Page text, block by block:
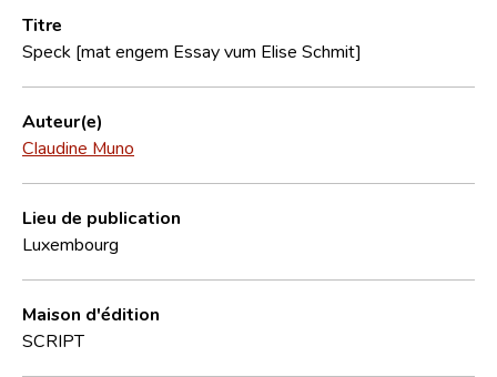
Foire aux questions
CNL
Équipe scientifique
Contact
Titre
Speck [mat engem Essay vum Elise Schmit]
Auteur(e)
Claudine Muno
Lieu de publication
Luxembourg
Maison d'édition
SCRIPT